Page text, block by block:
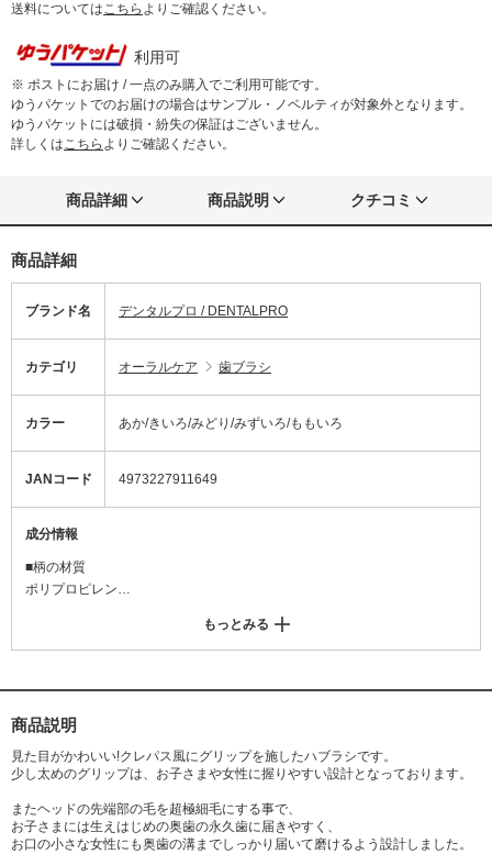
送料についてはこちら よりご確認ください。
利用可
※ ポストにお届け / 一点のみ購入でご利用可能です。
ゆうパケットでのお届けの場合はサンプル・ノベルティが対象外となります。
ゆうパケットには破損・紛失の保証はございません。
詳しくはこちら よりご確認ください。
商品詳細 商品説明 クチコミ
商品詳細
ブランド名 デンタルプロ / DENTALPRO
カテゴリ オーラルケア 歯ブラシ
カラー あか/きいろ/みどり/みずいろ/ももいろ
JANコード 4973227911649
成分情報
■柄の材質
ポリプロピレン
ナイロン、飽和ポリエステル樹脂
もっとみる
商品説明
見た目がかわいい!クレパス風にグリップを施したハブラシです。
少し太めのグリップは、お子さまや女性に握りやすい設計となっております。
またヘッドの先端部の毛を超極細毛にする事で、
お子さまには生えはじめの奥歯の永久歯に届きやすく、
お口の小さな女性にも奥歯の溝までしっかり届いて磨けるよう設計しました。